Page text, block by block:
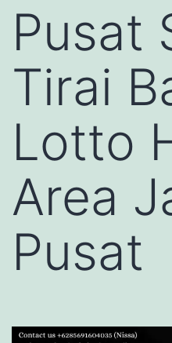
Pusat
Tirai
Lotto
Area
Pusat